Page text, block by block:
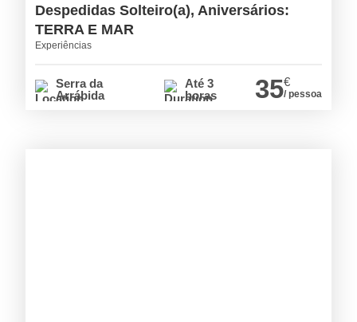
Despedidas Solteiro(a), Aniversários:
TERRA E MAR
Experiências
Serra da
Arrábida
Até 3
horas
35€
/ pessoa